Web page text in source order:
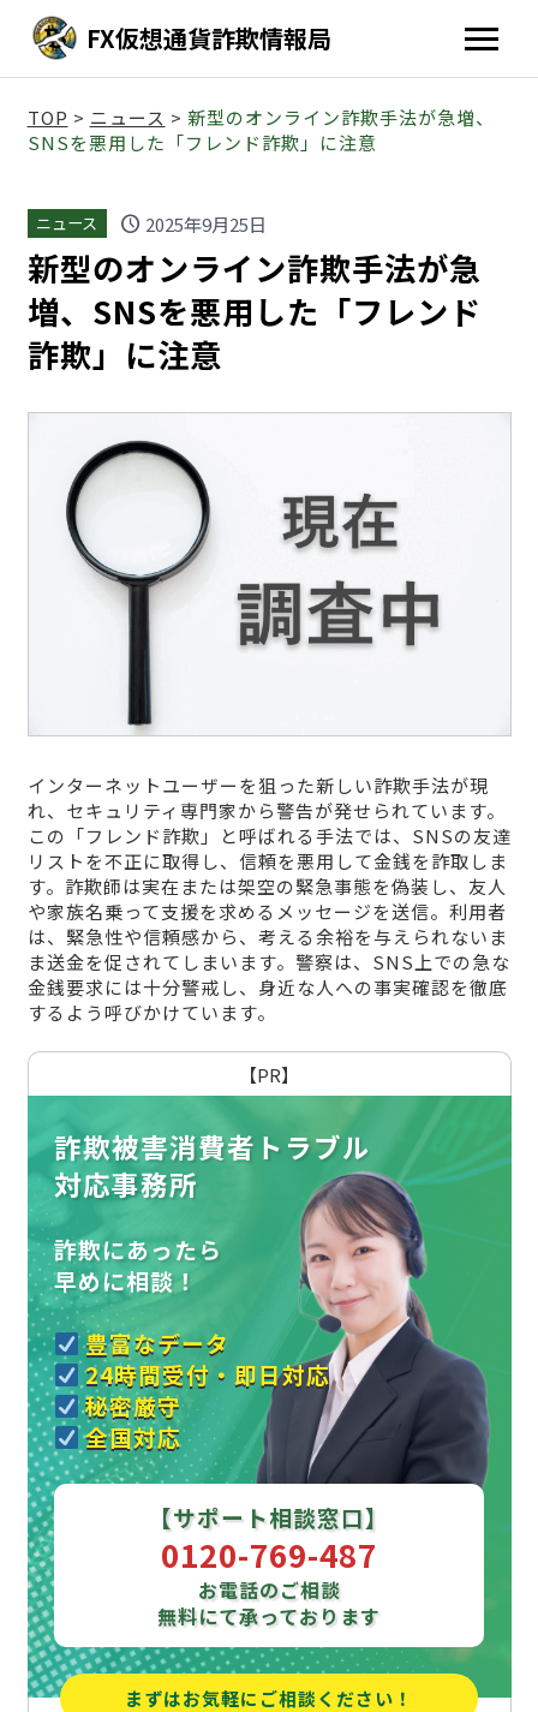
FX仮想通貨詐欺情報局
TOP > ニュース > 新型のオンライン詐欺手法が急増、
SNSを悪用した「フレンド詐欺」に注意
ニュース schedule 2025年9月25日
新型のオンライン詐欺手法が急
増、SNSを悪用した「フレンド
詐欺」に注意
インターネットユーザーを狙った新しい詐欺手法が現
れ、セキュリティ専門家から警告が発せられています。
この「フレンド詐欺」と呼ばれる手法では、SNSの友達
リストを不正に取得し、信頼を悪用して金銭を詐取しま
す。詐欺師は実在または架空の緊急事態を偽装し、友人
や家族名乗って支援を求めるメッセージを送信。利用者
は、緊急性や信頼感から、考える余裕を与えられないま
ま送金を促されてしまいます。警察は、SNS上での急な
金銭要求には十分警戒し、身近な人への事実確認を徹底
するよう呼びかけています。
【PR】
詐欺被害消費者トラブル
対応事務所
詐欺にあったら
早めに相談！
豊富なデータ
24時間受付・即日対応
秘密厳守
全国対応
【サポート相談窓口】
0120-769-487
お電話のご相談
無料にて承っております
まずはお気軽にご相談ください！